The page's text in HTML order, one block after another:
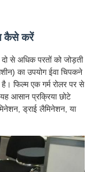
कैसे करें
से अधिक परतों को जोड़ती
का उपयोग ईवा चिपकने
फिल्म एक गर्म रोलर पर से
आसान प्रक्रिया छोटे
ड्राई लैमिनेशन, या